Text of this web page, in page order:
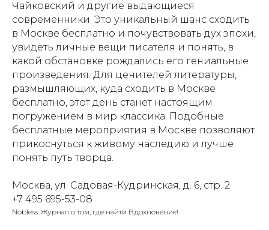
Чайковский и другие выдающиеся
современники. Это уникальный шанс сходить
в Москве бесплатно и почувствовать дух эпохи,
увидеть личные вещи писателя и понять, в
какой обстановке рождались его гениальные
произведения. Для ценителей литературы,
размышляющих, куда сходить в Москве
бесплатно, этот день станет настоящим
погружением в мир классика. Подобные
бесплатные мероприятия в Москве позволяют
прикоснуться к живому наследию и лучше
понять путь творца.
Москва, ул. Садовая-Кудринская, д. 6, стр. 2
+7 495 695-53-08
Nobless: Журнал о том, где найти Вдохновение!